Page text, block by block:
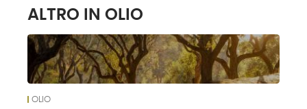
ALTRO IN OLIO
OLIO